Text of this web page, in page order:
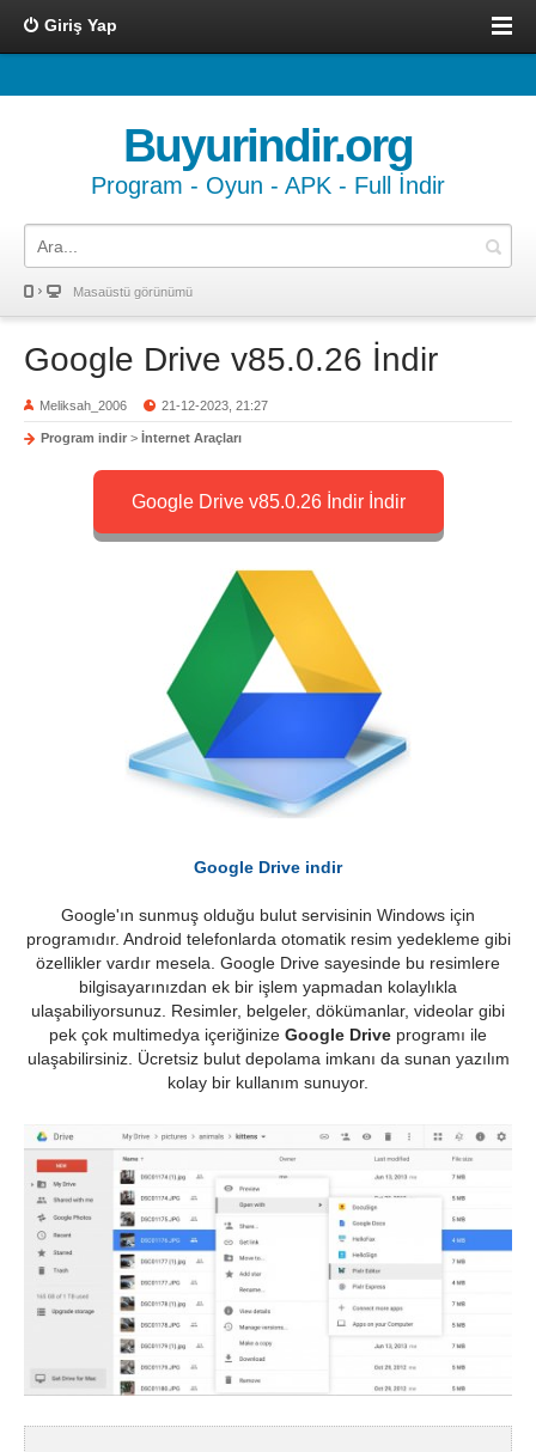
Giriş Yap
Buyurindir.org
Program - Oyun - APK - Full İndir
Masaüstü görünümü
Google Drive v85.0.26 İndir
Meliksah_2006 21-12-2023, 21:27
Program indir > İnternet Araçları
Google Drive v85.0.26 İndir İndir
Google Drive indir
Google'ın sunmuş olduğu bulut servisinin Windows için
programıdır. Android telefonlarda otomatik resim yedekleme gibi
özellikler vardır mesela. Google Drive sayesinde bu resimlere
bilgisayarınızdan ek bir işlem yapmadan kolaylıkla
ulaşabiliyorsunuz. Resimler, belgeler, dökümanlar, videolar gibi
pek çok multimedya içeriğinize Google Drive programı ile
ulaşabilirsiniz. Ücretsiz bulut depolama imkanı da sunan yazılım
kolay bir kullanım sunuyor.